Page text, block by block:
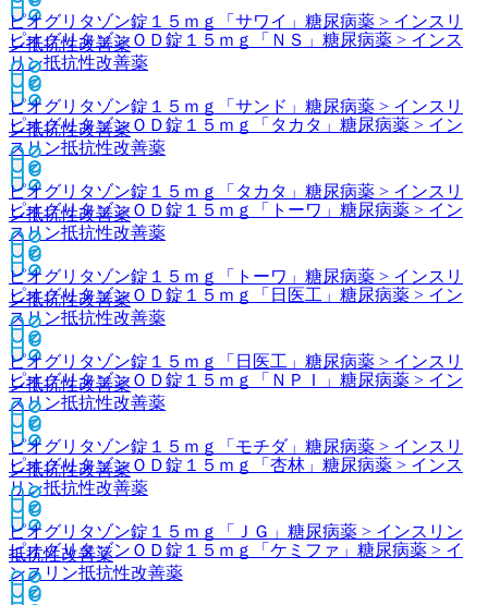
ピオグリタゾンＯＤ錠１５ｍｇ「ＮＳ」 糖尿病薬 > インス
リン抵抗性改善薬
ピオグリタゾンＯＤ錠１５ｍｇ「タカタ」 糖尿病薬 > イン
スリン抵抗性改善薬
ピオグリタゾンＯＤ錠１５ｍｇ「トーワ」 糖尿病薬 > イン
スリン抵抗性改善薬
ピオグリタゾンＯＤ錠１５ｍｇ「日医工」 糖尿病薬 > イン
スリン抵抗性改善薬
ピオグリタゾンＯＤ錠１５ｍｇ「ＮＰＩ」 糖尿病薬 > イン
スリン抵抗性改善薬
ピオグリタゾンＯＤ錠１５ｍｇ「杏林」 糖尿病薬 > インス
リン抵抗性改善薬
ピオグリタゾンＯＤ錠１５ｍｇ「ケミファ」 糖尿病薬 > イ
ンスリン抵抗性改善薬
ピオグリタゾン錠１５ｍｇ「サワイ」 糖尿病薬 > インスリ
ン抵抗性改善薬
ピオグリタゾン錠１５ｍｇ「サンド」 糖尿病薬 > インスリ
ン抵抗性改善薬
ピオグリタゾン錠１５ｍｇ「タカタ」 糖尿病薬 > インスリ
ン抵抗性改善薬
ピオグリタゾン錠１５ｍｇ「トーワ」 糖尿病薬 > インスリ
ン抵抗性改善薬
ピオグリタゾン錠１５ｍｇ「日医工」 糖尿病薬 > インスリ
ン抵抗性改善薬
ピオグリタゾン錠１５ｍｇ「モチダ」 糖尿病薬 > インスリ
ン抵抗性改善薬
ピオグリタゾン錠１５ｍｇ「ＪＧ」 糖尿病薬 > インスリン
抵抗性改善薬